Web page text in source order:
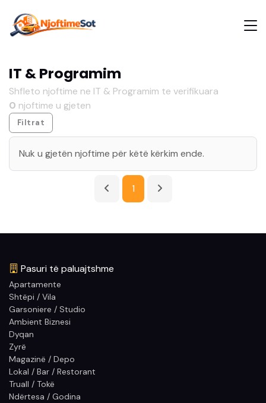
IT & Programim
Shfleto njoftime ne IT & Programim te verifikuara
0 njoftime u gjeten
Filtrat
Nuk u gjetën njoftime për këtë kërkim ende.
1
Pasuri të paluajtshme
Apartamente
Shtëpi / Vila
Garsoniere / Studio
Ambient Biznesi
Dyqan
Zyrë
Magazinë / Depo
Lokal / Bar / Restorant
Truall / Tokë
Ndërtesa / Godina